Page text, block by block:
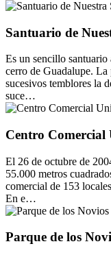
Santuario de
Es un sencillo santuario
cerro de Guadalupe.
sucesivos temblores la
suce…
Centro Comercial
El 26 de octubre de
55.000 metros
comercial de 153
En e…
Parque de los